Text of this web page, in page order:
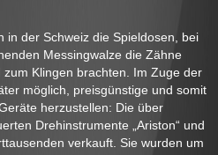
in der Schweiz die Spieldosen, bei
Messingwalze die Zähne
Klingen brachten. Im Zuge der
möglich, preisgünstige und somit
herzustellen: Die über
Drehinstrumente „Ariston“ und
verkauft. Sie wurden um